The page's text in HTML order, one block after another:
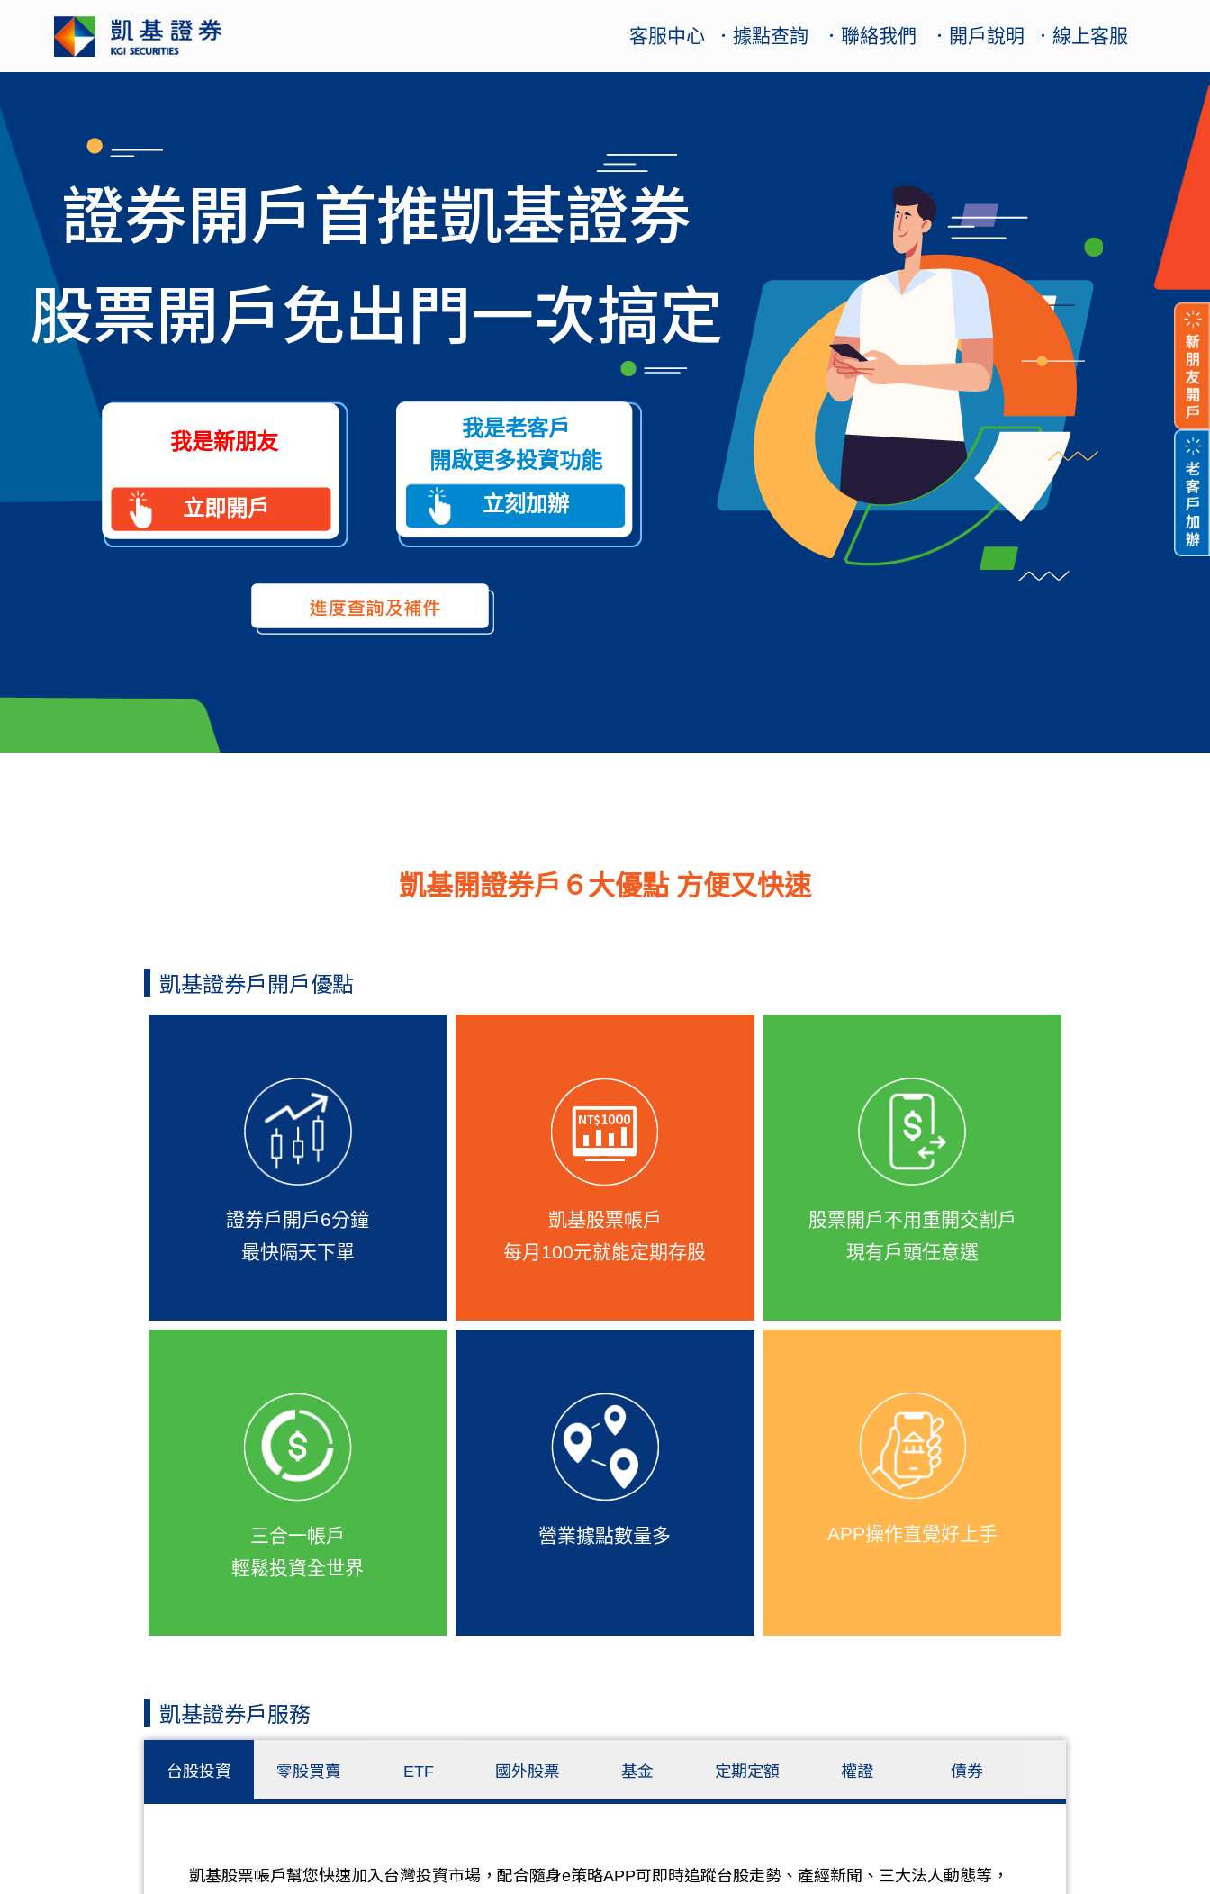
客服中心 ．據點查詢 ．聯絡我們 ．開戶說明 ．線上客服
證券開戶首推凱基證券
股票開戶免出門一次搞定
我是新朋友
立即開戶
我是老客戶
開啟更多投資功能
立刻加辦
凱基開證券戶６大優點 方便又快速
凱基證券戶開戶優點
證券戶開戶6分鐘
最快隔天下單
證券開戶時間只需6分鐘，並且
今日申辦，最快隔天下單。此
外，即使上次開證券戶開到一半
未完成的朋友，只要30天內回
來，還可從上次中斷處繼續填寫
凱基股票帳戶
每月100元就能定期存股
凱基開證券戶提供台股每月100
元、美股每月3,000元就能定期
定額投資，還有台股「自選組
合」功能，您可挑選2～99檔台
股或ETF並設定每檔投資比例，
每月3,000元一次投資，自創您
股票開戶不用重開交割戶
現有戶頭任意選
證券開戶時順手加辦凱基e財
庫，就不用額外申辦凱基證券交
割銀行帳戶，可隨意綁定手上現
有的任一銀行戶，台股、美股、
陸港股與基金皆可從e財庫扣款
投資，股票開戶不用重新加開交
三合一帳戶
輕鬆投資全世界
凱基開證券戶可同時申辦證券、
複委託、財富管理戶，讓您可一
次買到台股、美股、陸港股與基
金，隨身e策略APP或登入網頁
一次下單！
營業據點數量多
全台71間分公司，擁有優質專人
服務，並且網站還有據點查詢及
臨櫃預約服務，讓您臨時有事可
以安全尋求協助。
APP操作直覺好上手
隨身e策略是凱基證券評價超好
的一款APP，不但介面設計很乾
淨，資訊整理功能強大，方便新
手看盤不苦惱，實際操作不論是
股票下單，還是股票抽籤的操作
凱基證券戶服務
台股投資 零股買賣 ETF 國外股票 基金 定期定額 權證 債券
凱基股票帳戶幫您快速加入台灣投資市場，配合隨身e策略APP可即時追蹤台股走勢、產經新聞、三大法人動態等，